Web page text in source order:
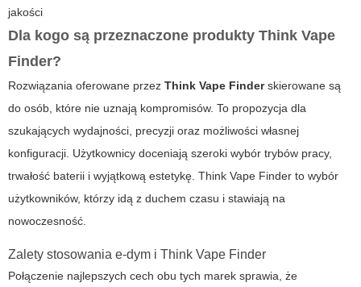
jakości
Dla kogo są przeznaczone produkty Think Vape
Finder?
Rozwiązania oferowane przez Think Vape Finderskierowane są
do osób, które nie uznają kompromisów. To propozycja dla
szukających wydajności, precyzji oraz możliwości własnej
konfiguracji. Użytkownicy doceniają szeroki wybór trybów pracy,
trwałość baterii i wyjątkową estetykę. Think Vape Finder to wybór
użytkowników, którzy idą z duchem czasu i stawiają na
nowoczesność.
Zalety stosowania e-dym i Think Vape Finder
Połączenie najlepszych cech obu tych marek sprawia, że